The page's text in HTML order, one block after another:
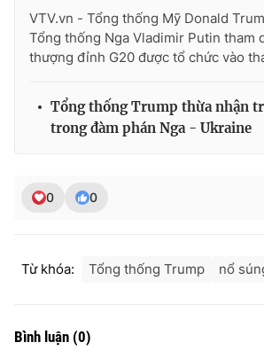
VTV.vn - Tổng thống Mỹ Donald
Tổng thống Nga Vladimir Putin tham
thượng đỉnh G20 được tổ chức vào
Tổng thống Trump thừa nhận
trong đàm phán Nga - Ukraine
0 0
Từ khóa: Tổng thống Trump nổ
Bình luận (0)